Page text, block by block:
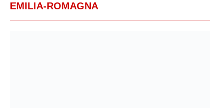
EMILIA-ROMAGNA